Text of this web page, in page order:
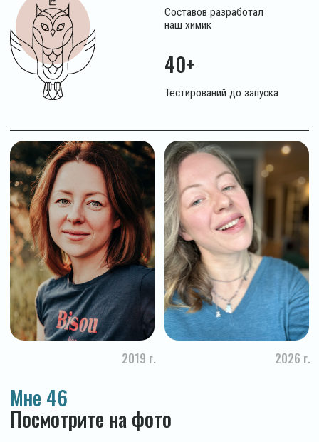
Улучшают
кровообращение в коже
1,5%
Заполняет «пробелы»
Восстанавливает
эластичность волоса
изнутри. Снижает
ломкость при укладке.
Один из немногих
компонентов
с доказанной
способностью проникать
в структуру волоса
2%
Д-пантенол
Насыщают волос
жирными кислотами
и антиоксидантами.
Восстанавливают
повреждения от укладки
и окрашивания.
Защищают от негативных
факторов среды
2%
Co2-экстракты
ламинарии и оливы
Каждый компонент в составе
KEWO выбран с обоснованием.
Если ингредиент не работает —
он не попадает в формулу.
Мы не добавляем
«для маркетинга»
Для волос Для лица Для тела